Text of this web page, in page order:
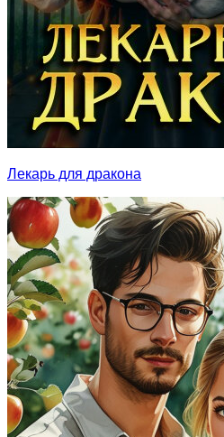
Лекарь для дракона